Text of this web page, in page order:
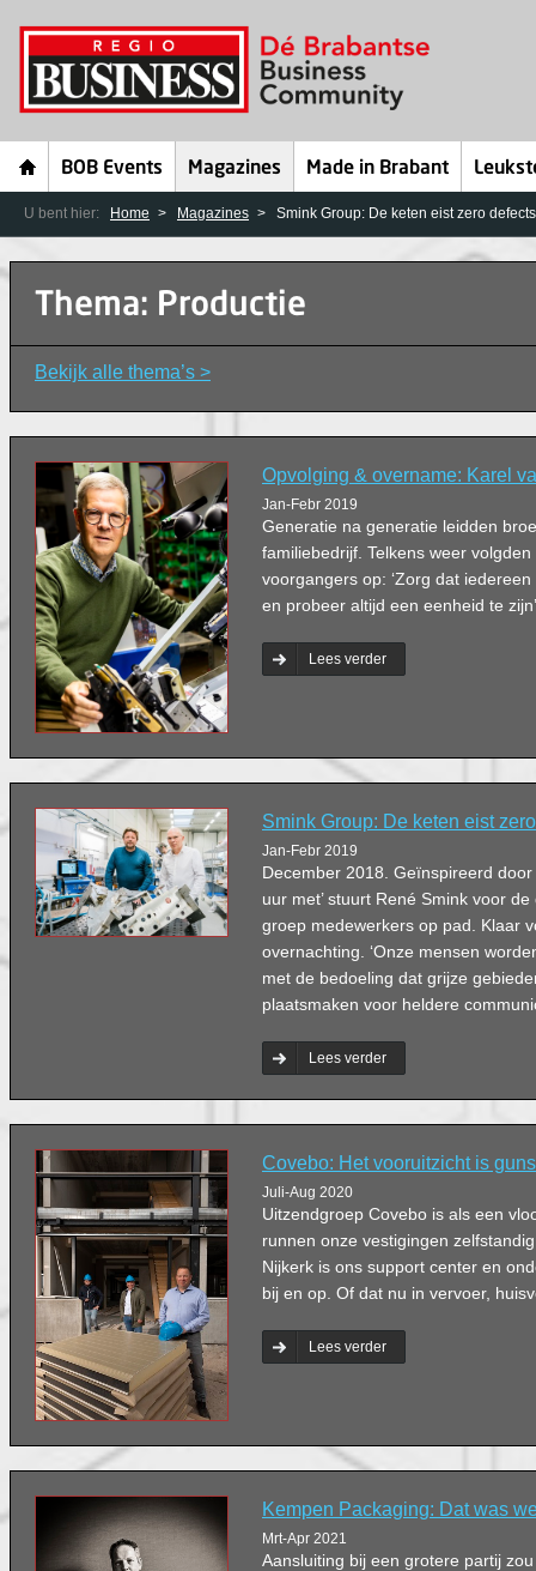
BOB Events Magazines Made in Brabant
U bent hier: Home Magazines Smink Group: De keten eist zero defects
Thema: Productie
Bekijk alle thema’s >
Opvolging & overname: Karel
Jan-Febr 2019
Generatie na generatie leidden
familiebedrijf. Telkens weer
voorgangers op: ‘Zorg dat
en probeer altijd een eenheid te
Lees verder
Smink Group: De keten eist
Jan-Febr 2019
December 2018. Geïnspireerd
uur met’ stuurt René Smink voor
groep medewerkers op pad. Klaar
overnachting. ‘Onze mensen
met de bedoeling dat grijze
plaatsmaken voor heldere
Lees verder
Covebo: Het vooruitzicht is
Juli-Aug 2020
Uitzendgroep Covebo is als een
runnen onze vestigingen
Nijkerk is ons support center en
bij en op. Of dat nu in vervoer,
Lees verder
Kempen Packaging: Dat was
Mrt-Apr 2021
Aansluiting bij een grotere partij